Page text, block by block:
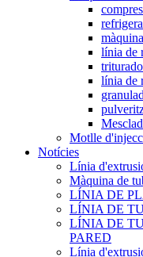
línia de
línia de
Motlle
Notícies
Línia
Màquina de
LÍNIA DE
LÍNIA DE
LÍNIA DE
PARED
Línia